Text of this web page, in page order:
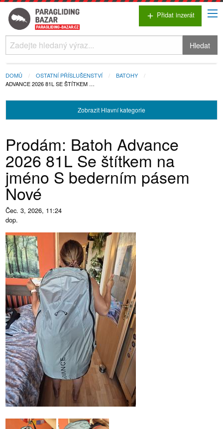
add Přidat inzerát
Hledat
DOMŮ OSTATNÍ PŘÍSLUŠENSTVÍ
BATOHY
ADVANCE 2026 81L SE ŠTÍTKEM …
Zobrazit Hlavní kategorie
Prodám: Batoh Advance
2026 81L Se štítkem na
jméno S bederním pásem
Nové
Čec. 3, 2026, 11:24
dop.